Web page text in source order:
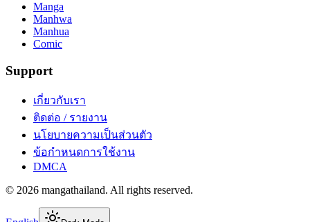
Manga
Manhwa
Manhua
Comic
Support
เกี่ยวกับเรา
ติดต่อ / รายงาน
นโยบายความเป็นส่วนตัว
ข้อกำหนดการใช้งาน
DMCA
© 2026 mangathailand. All rights reserved.